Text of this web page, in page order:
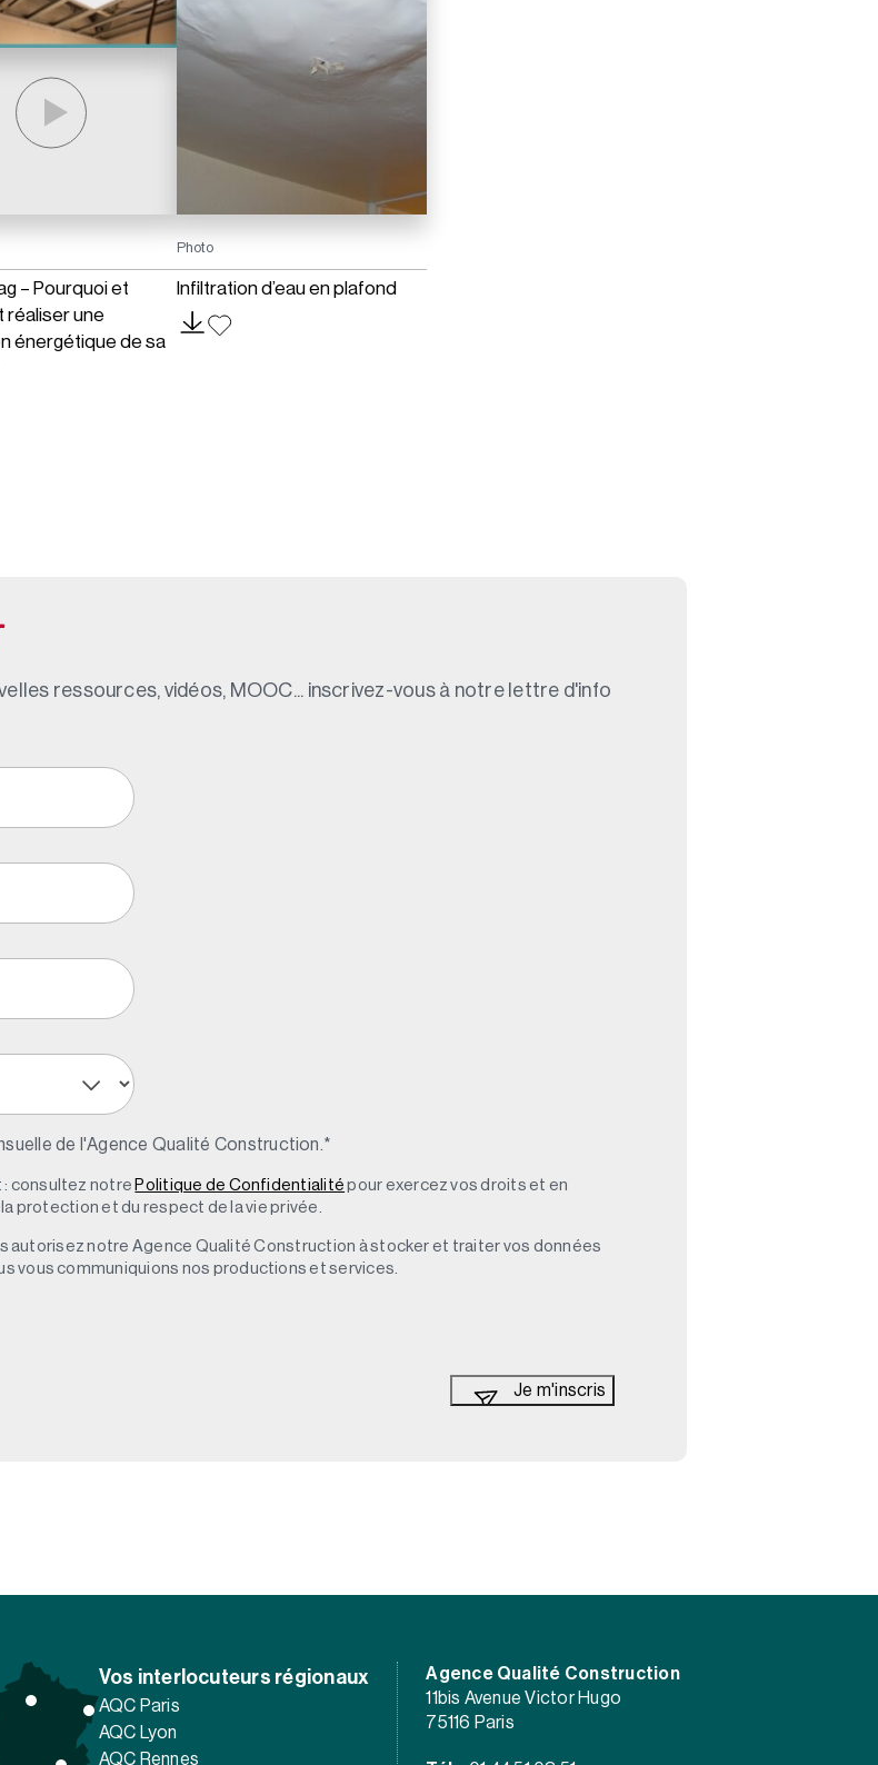
– Pourquoi et
réaliser une
énergétique de sa
Photo
Infiltration d’eau en plafond
ressources, vidéos, MOOC... inscrivez-vous à notre lettre d'info
de l'Agence Qualité Construction. *
: consultez notre Politique de Confidentialité pour exercez vos droits et en
protection et du respect de la vie privée.
autorisez notre Agence Qualité Construction à stocker et traiter vos données
vous communiquions nos productions et services.
Vos interlocuteurs régionaux
AQC Paris
AQC Lyon
AQC Rennes
Agence Qualité Construction
11bis Avenue Victor Hugo
75116 Paris